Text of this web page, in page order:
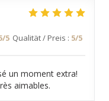
/5 Qualität / Preis : 5/5
un moment extra!
aimables.